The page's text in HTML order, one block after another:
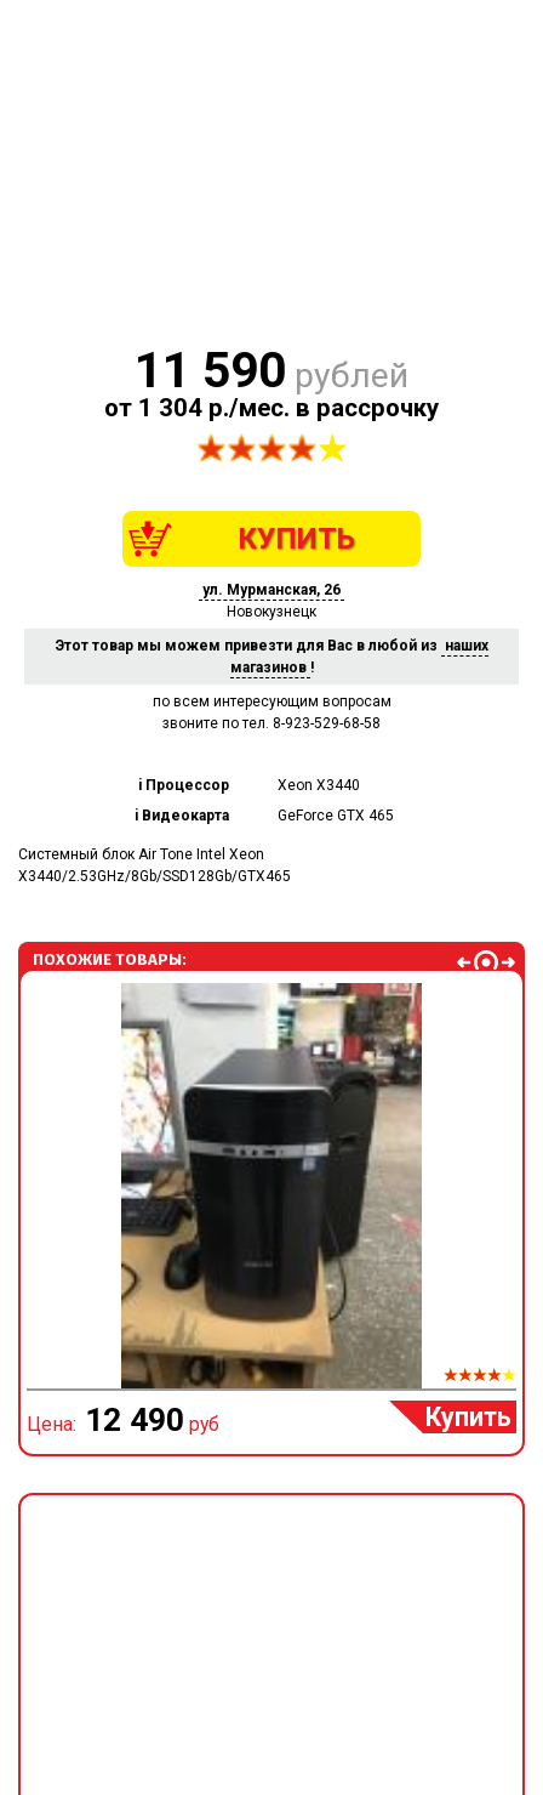
11 590 рублей
от 1 304 р./мес. в рассрочку
КУПИТЬ
ул. Мурманская, 26
Новокузнецк
Этот товар мы можем привезти для Вас в любой из наших
магазинов !
по всем интересующим вопросам
звоните по тел. 8-923-529-68-58
i Процессор
Xeon X3440
i Видеокарта
GeForce GTX 465
Системный блок Air Tone Intel Xeon
X3440/2.53GHz/8Gb/SSD128Gb/GTX465
ПОХОЖИЕ ТОВАРЫ:
Цена: 12 490 руб Купить